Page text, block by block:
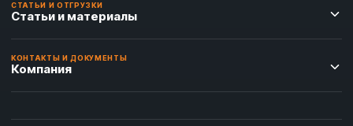
СТАТЬИ И ОТГРУЗКИ
Статьи и материалы
КОНТАКТЫ И ДОКУМЕНТЫ
Компания